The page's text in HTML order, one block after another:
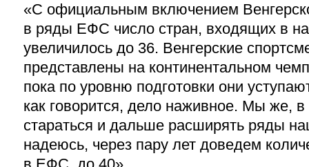
«С официальным включением
в ряды ЕФС число стран, входящих в
увеличилось до 36. Венгерские
представлены на континентальном
пока по уровню подготовки они
как говорится, дело наживное. Мы же,
стараться и дальше расширять ряды
надеюсь, через пару лет доведем